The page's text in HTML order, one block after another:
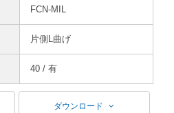
FCN-MIL
片側L曲げ
40 / 有
ダウンロード